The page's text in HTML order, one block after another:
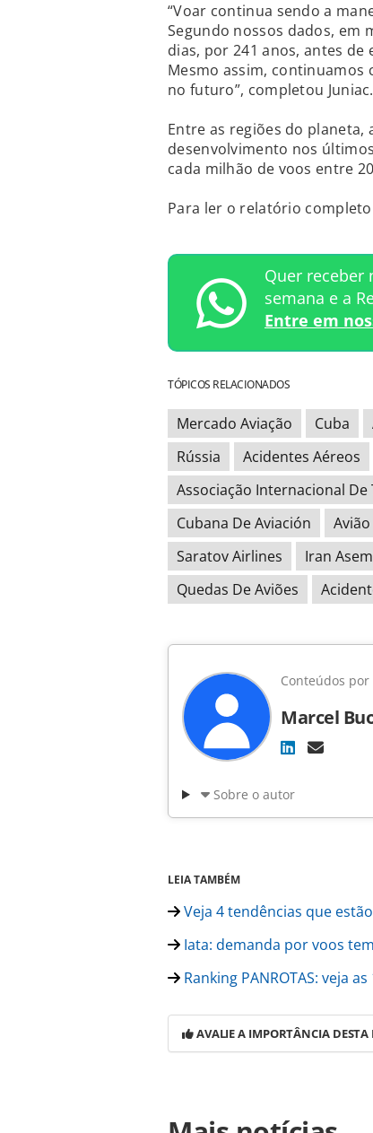
“Voar continua sendo a
Segundo nossos dados, em
dias, por 241 anos, antes
Mesmo assim,
no futuro”, completou Juniac.
Entre as regiões do
desenvolvimento nos
cada milhão de voos entre
Para ler o relatório completo
Quer receber
semana e a
Entre em
TÓPICOS RELACIONADOS
Mercado Aviação Cuba
Rússia
Acidentes Aéreos
Associação Internacional
Cubana De Aviación
Avião
Saratov Airlines
Iran
Quedas De Aviões
Conteúdos por
Marcel
Sobre o autor
LEIA TAMBÉM
Veja 4 tendências que
Iata: demanda por voos
Ranking PANROTAS: veja
AVALIE A IMPORTÂNCIA
https://www.panrotas.com.br/